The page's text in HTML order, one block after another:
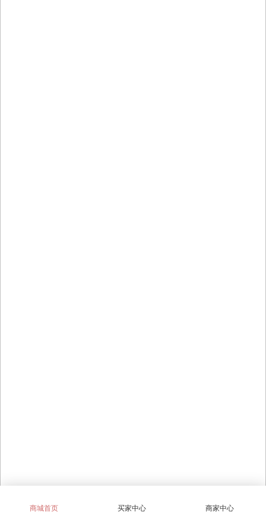
商城首页 买家中心 商家中心